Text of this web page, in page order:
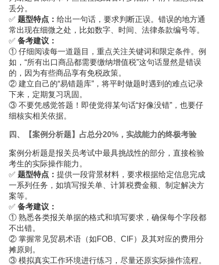
丢分。
✅ 题型特点： 给出一句话，要求判断正误。错误的地方通
常出现在细微之处，比如数字、时间、法律条款编号等。
✅ 备考建议：
① 仔细阅读每一道题目，重点关注关键词和限定条件。例
如，“所有出口商品都需要缴纳增值税”这句话显然是错误
的，因为有些商品享有免税政策。
② 建立自己的“易错题库”，将平时做题时遇到的难点记录
下来，定期复习巩固。
③ 不要凭感觉答题！即使觉得某句话“好像没错”，也要仔
细核实相关依据。
四、【案例分析题】占总分20%，实战能力的终极考验
案例分析题是报关员考试中最具挑战性的部分，直接检验
考生的实际操作能力。
✅ 题型特点： 提供一段背景材料，要求根据给定信息完成
一系列任务，如填写报关单、计算税费金额、制定解决方
案等。
✅ 备考建议：
① 熟悉各类报关单据的格式和填写要求，确保每个字段都
不出错。
② 掌握常见贸易术语（如FOB、CIF）及其对应的费用分
摊原则。
③ 模拟真实工作环境进行练习，尽量还原实际操作流程。